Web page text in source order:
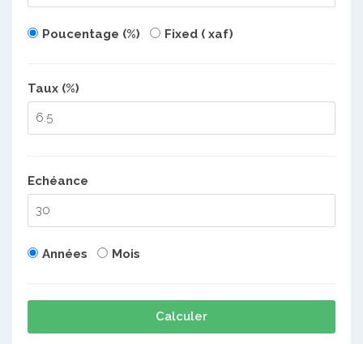
Poucentage (%) Fixed ( xaf)
Taux (%)
Echéance
Années Mois
Calculer